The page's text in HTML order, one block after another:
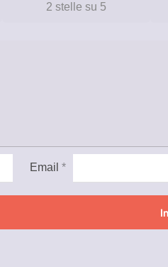
2 stelle su 5
Email*